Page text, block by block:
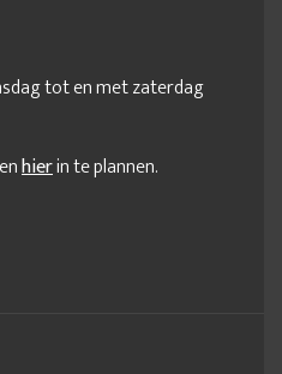
tot en met zaterdag
hierin te plannen.